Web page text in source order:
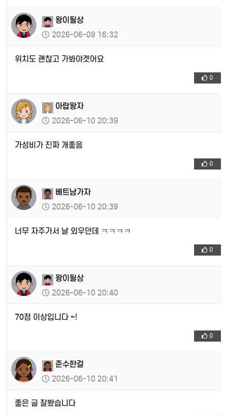
왕이될상
2026-06-09 16:32
위치도 괜찮고 가봐야겟어요
0
아랍왕자
2026-06-10 20:39
가성비가 진짜 개좋음
0
베트남가자
2026-06-10 20:39
너무 자주가서 날 외우던데 ㅋㅋㅋㅋ
0
왕이될상
2026-06-10 20:40
70점 이상입니다 ~!
0
준수한걸
2026-06-10 20:41
좋은 글 잘봤습니다